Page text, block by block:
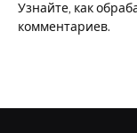
Узнайте, как
комментариев.